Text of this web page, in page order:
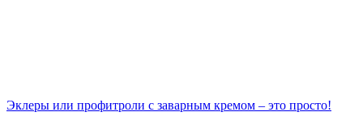
Эклеры или профитроли с заварным кремом – это просто!